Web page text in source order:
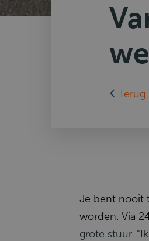
Je bent nooit
worden. Via
grote stuur.